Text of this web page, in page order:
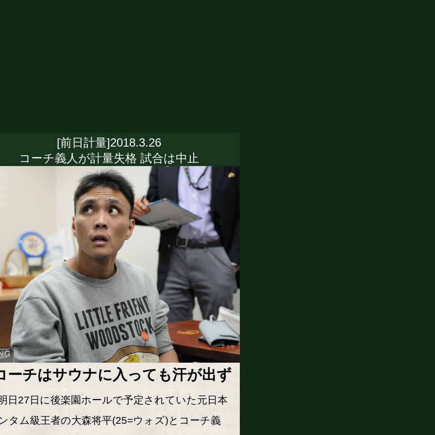
[前日計量]2018.3.26
コーチ義人が計量失格 試合は中止
ーチはサウナに入っても汗が出ず
27日に後楽園ホールで予定されていた元日本
タム級王者の大森将平(25=ウォズ)とコーチ義